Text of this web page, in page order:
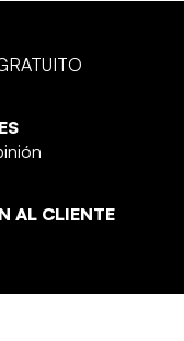
AL CLIENTE